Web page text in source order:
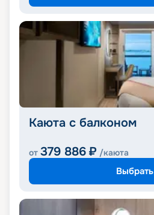
Каюта с балконом
от 379 886 ₽ /каюта
Выбрать